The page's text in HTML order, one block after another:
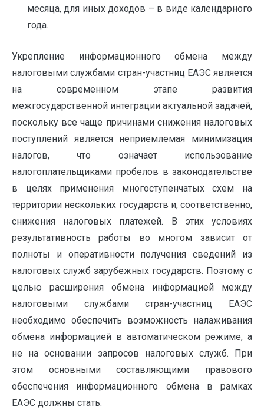
месяца, для иных доходов – в виде календарного
года.
Укрепление информационного обмена между
налоговыми службами стран-участниц ЕАЭС является
на современном этапе развития
межгосударственной интеграции актуальной задачей,
поскольку все чаще причинами снижения налоговых
поступлений является неприемлемая минимизация
налогов, что означает использование
налогоплательщиками пробелов в законодательстве
в целях применения многоступенчатых схем на
территории нескольких государств и, соответственно,
снижения налоговых платежей. В этих условиях
результативность работы во многом зависит от
полноты и оперативности получения сведений из
налоговых служб зарубежных государств. Поэтому с
целью расширения обмена информацией между
налоговыми службами стран-участниц ЕАЭС
необходимо обеспечить возможность налаживания
обмена информацией в автоматическом режиме, а
не на основании запросов налоговых служб. При
этом основными составляющими правового
обеспечения информационного обмена в рамках
ЕАЭС должны стать: